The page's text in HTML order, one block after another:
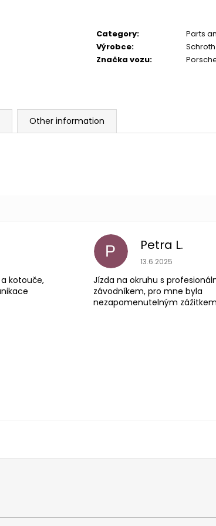
Category:
Parts
Výrobce:
Schroth
Značka vozu:
Other information
is 5 out of 5 stars.
kotouče,
P Petra L.
The store rating is
13.6.2025
Jízda na okruhu s
závodníkem, pro mne byla
nezapomenutelným